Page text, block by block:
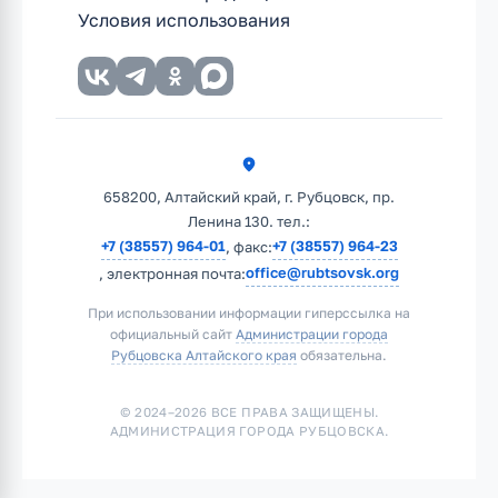
Условия использования
658200, Алтайский край, г. Рубцовск, пр.
Ленина 130. тел.:
+7 (38557) 964-01, факс:+7 (38557) 964-23
, электронная почта:office@rubtsovsk.org
При использовании информации гиперссылка на
официальный сайт Администрации города
Рубцовска Алтайского края обязательна.
© 2024–2026 ВСЕ ПРАВА ЗАЩИЩЕНЫ.
АДМИНИСТРАЦИЯ ГОРОДА РУБЦОВСКА.